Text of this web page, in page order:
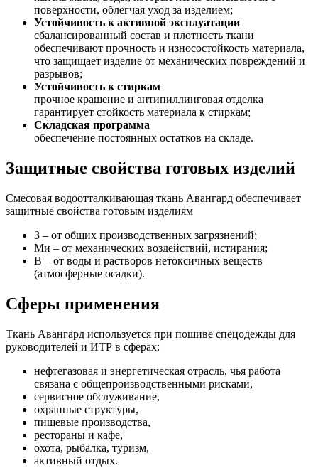
поверхности, облегчая уход за изделием;
Устойчивость к активной эксплуатации
сбалансированный состав и плотность ткани
обеспечивают прочность и износостойкость материала,
что защищает изделие от механических повреждений и
разрывов;
Устойчивость к стиркам
прочное крашение и антипиллинговая отделка
гарантирует стойкость материала к стиркам;
Складская программа
обеспечение постоянных остатков на складе.
Защитные свойства готовых изделий
Смесовая водоотталкивающая ткань Авангард обеспечивает
защитные свойства готовым изделиям
З – от общих производственных загрязнений;
Ми – от механических воздействий, истирания;
В – от воды и растворов нетоксичных веществ
(атмосферные осадки).
Сферы применения
Ткань Авангард используется при пошиве спецодежды для
руководителей и ИТР в сферах:
нефтегазовая и энергетическая отрасль, чья работа
связана с общепроизводственными рисками,
сервисное обслуживание,
охранные структуры,
пищевые производства,
рестораны и кафе,
охота, рыбалка, туризм,
активный отдых.